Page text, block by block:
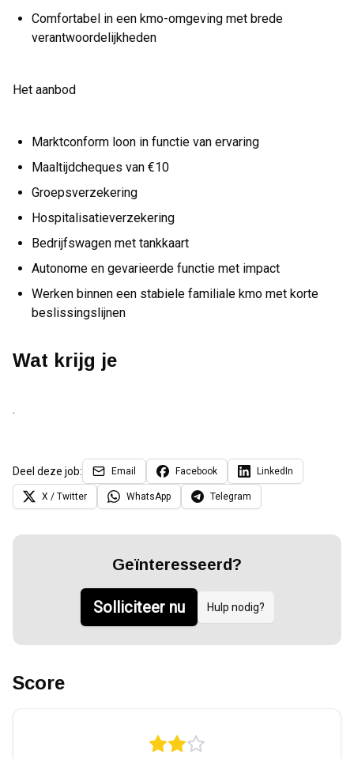
Comfortabel in een kmo-omgeving met brede
verantwoordelijkheden
Het aanbod
Marktconform loon in functie van ervaring
Maaltijdcheques van €10
Groepsverzekering
Hospitalisatieverzekering
Bedrijfswagen met tankkaart
Autonome en gevarieerde functie met impact
Werken binnen een stabiele familiale kmo met korte
beslissingslijnen
Wat krijg je
.
Deel deze job: Email Facebook LinkedIn
X / Twitter WhatsApp Telegram
Geïnteresseerd?
Solliciteer nu Hulp nodig?
Score